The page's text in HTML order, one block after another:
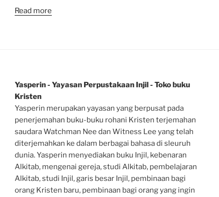
Read more
Yasperin - Yayasan Perpustakaan Injil - Toko buku
Kristen
Yasperin merupakan yayasan yang berpusat pada
penerjemahan buku-buku rohani Kristen terjemahan
saudara Watchman Nee dan Witness Lee yang telah
diterjemahkan ke dalam berbagai bahasa di sleuruh
dunia. Yasperin menyediakan buku Injil, kebenaran
Alkitab, mengenai gereja, studi Alkitab, pembelajaran
Alkitab, studi Injil, garis besar Injil, pembinaan bagi
orang Kristen baru, pembinaan bagi orang yang ingin